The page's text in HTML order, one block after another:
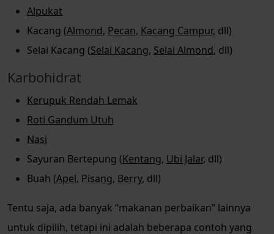
Alpukat
Kacang (Almond, Pecan, Kacang Campur, dll)
Selai Kacang (Selai Kacang, Selai Almond, dll)
Karbohidrat
Kerupuk Rendah Lemak
Roti Gandum Utuh
Nasi
Sayuran Bertepung (Kentang, Ubi Jalar, dll)
Buah (Apel, Pisang, Berry, dll)
Tentu saja, ada banyak “makanan perbaikan” lainnya
untuk dipilih, tetapi ini adalah beberapa contoh yang